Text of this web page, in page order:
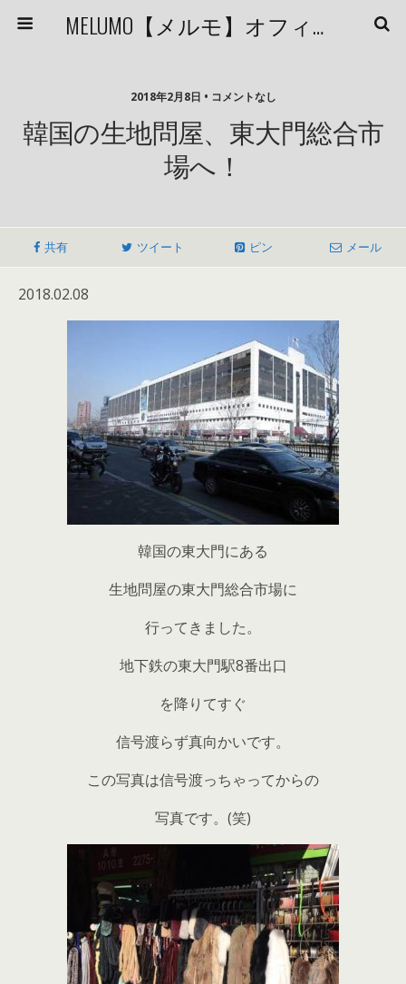
MELUMO【メルモ】オフィシャルブログ
2018年2月8日 • コメントなし
韓国の生地問屋、東大門総合市
場へ！
共有 ツイート ピン メール
2018.02.08
韓国の東大門にある
生地問屋の東大門総合市場に
行ってきました。
地下鉄の東大門駅8番出口
を降りてすぐ
信号渡らず真向かいです。
この写真は信号渡っちゃってからの
写真です。(笑)